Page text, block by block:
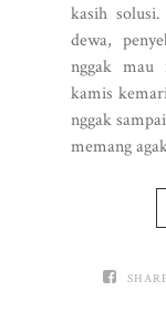
kasih
dewa,
nggak mau
kamis
nggak
memang